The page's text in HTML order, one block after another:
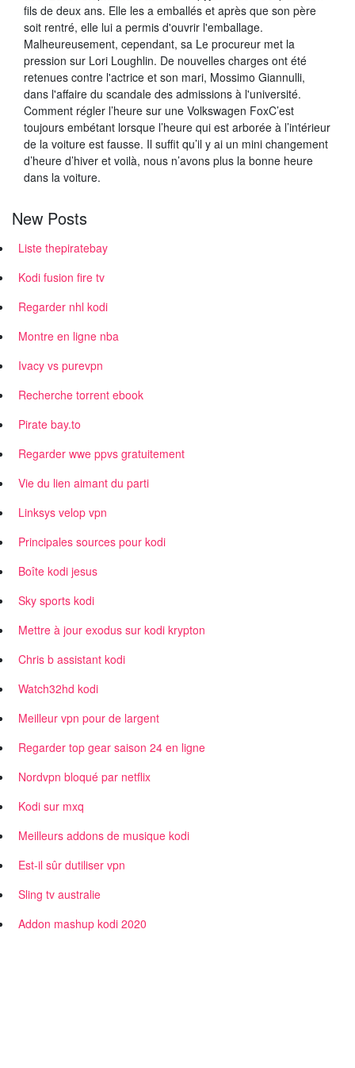
fils de deux ans. Elle les a emballés et après que son père
soit rentré, elle lui a permis d'ouvrir l'emballage.
Malheureusement, cependant, sa Le procureur met la
pression sur Lori Loughlin. De nouvelles charges ont été
retenues contre l'actrice et son mari, Mossimo Giannulli,
dans l'affaire du scandale des admissions à l'université.
Comment régler l’heure sur une Volkswagen FoxC’est
toujours embétant lorsque l’heure qui est arborée à l’intérieur
de la voiture est fausse. Il suffit qu’il y ai un mini changement
d’heure d’hiver et voilà, nous n’avons plus la bonne heure
dans la voiture.
New Posts
Liste thepiratebay
Kodi fusion fire tv
Regarder nhl kodi
Montre en ligne nba
Ivacy vs purevpn
Recherche torrent ebook
Pirate bay.to
Regarder wwe ppvs gratuitement
Vie du lien aimant du parti
Linksys velop vpn
Principales sources pour kodi
Boîte kodi jesus
Sky sports kodi
Mettre à jour exodus sur kodi krypton
Chris b assistant kodi
Watch32hd kodi
Meilleur vpn pour de largent
Regarder top gear saison 24 en ligne
Nordvpn bloqué par netflix
Kodi sur mxq
Meilleurs addons de musique kodi
Est-il sûr dutiliser vpn
Sling tv australie
Addon mashup kodi 2020